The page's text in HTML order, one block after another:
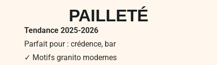
PAILLETÉ
Tendance 2025-2026
Parfait pour : crédence, bar
✓ Motifs granito modernes